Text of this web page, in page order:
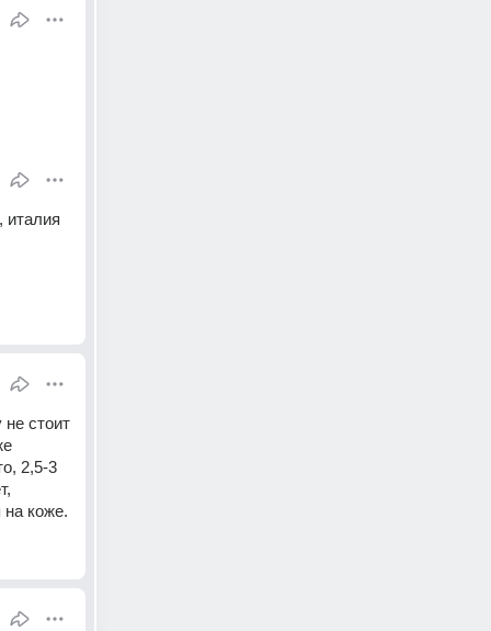
италия
стоит
2,5-3
на коже.